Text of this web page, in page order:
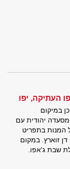
במיקום
מסעדה יהודית עם
המנות בתפריט
זוארץ. במקום
שבת ג'אפו.